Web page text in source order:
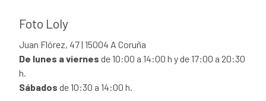
Foto Loly
Juan Flórez, 47 | 15004 A Coruña
De lunes a viernes de 10:00 a 14:00 h y de 17:00 a 20:30
h.
Sábados de 10:30 a 14:00 h.